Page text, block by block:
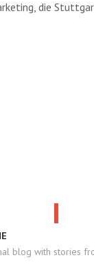
die
blog with stories